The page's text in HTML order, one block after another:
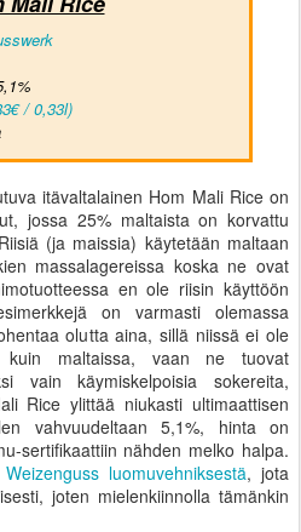
,1%
/ 0,33l)
itävaltalainen Hom Mali Rice on
jossa 25% maltaista on korvattu
(ja maissia) käytetään maltaan
massalagereissa koska ne ovat
en ole riisin käyttöön
on varmasti olemassa
olutta aina, sillä niissä ei ole
kuin maltaissa, vaan ne tuovat
vain käymiskelpoisia sokereita,
Rice ylittää niukasti ultimaattisen
vahvuudeltaan 5,1%, hinta on
sertifikaattiin nähden melko halpa.
Weizenguss luomuvehniksestä, jota
joten mielenkiinnolla tämänkin